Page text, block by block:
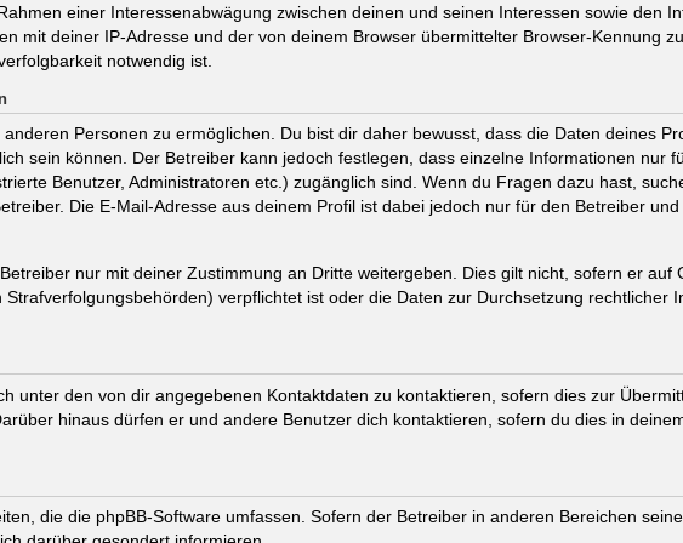
einer Interessenabwägung zwischen deinen und seinen Interessen sowie den
mit deiner IP-Adresse und der von deinem Browser übermittelter Browser-Kennung
notwendig ist.
Personen zu ermöglichen. Du bist dir daher bewusst, dass die Daten deines
sein können. Der Betreiber kann jedoch festlegen, dass einzelne Informationen nur
Benutzer, Administratoren etc.) zugänglich sind. Wenn du Fragen dazu hast,
Die E-Mail-Adresse aus deinem Profil ist dabei jedoch nur für den Betreiber
nur mit deiner Zustimmung an Dritte weitergeben. Dies gilt nicht, sofern er auf
verpflichtet ist oder die Daten zur Durchsetzung rechtlicher
unter den von dir angegebenen Kontaktdaten zu kontaktieren, sofern dies zur
hinaus dürfen er und andere Benutzer dich kontaktieren, sofern du dies in
die die phpBB-Software umfassen. Sofern der Betreiber in anderen Bereichen